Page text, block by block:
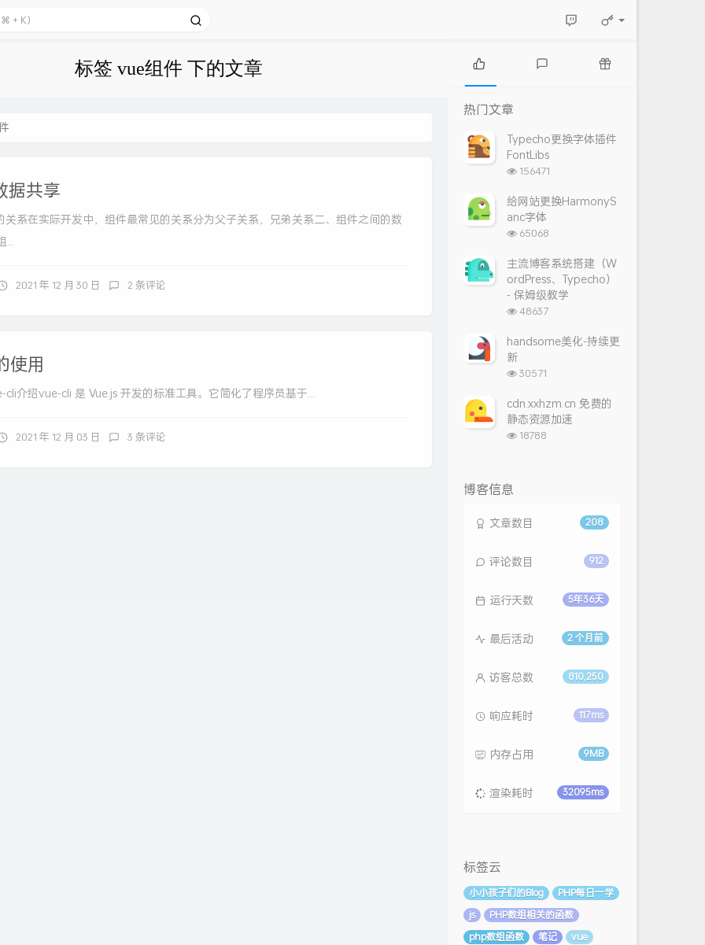
标签 vue组件 下的文章
据共享
关系在实际开发中，组件最常见的关系分为父子关系，兄弟关系二、组件之间的数
...
2021 年 12 月 30 日 2 条评论
使用
cli介绍vue-cli 是 Vue.js 开发的标准工具。它简化了程序员基于...
2021 年 12 月 03 日 3 条评论
热
门
文
章
论
章
热门文章
Typecho更换字体插件
FontLibs
浏
次
数:
156471
给网站更换HarmonyS
anc字体
浏
次
数:
65068
主流博客系统搭建（W
ordPress、Typecho）
- 保姆级教学
浏
次
48637
handsome美化-持续更
新
浏
次
数:
30571
cdn.xxhzm.cn 免费的
静态资源加速
浏
18788
博客信息
208
文章数目
912
评论数目
5年36天
运行天数
2 个月前
最后活动
810,250
访客总数
117ms
响应耗时
9MB
内存占用
32095ms
渲染耗时
标签云
小小孩子们的Blog
PHP每日一学
js
PHP数组相关的函数
php数组函数
笔记
vue